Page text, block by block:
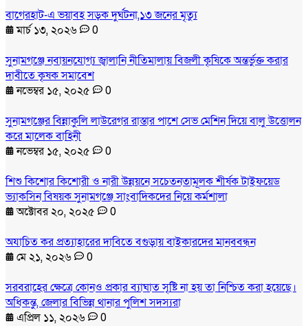
বাগেরহাট-এ ভয়াবহ সড়ক দুর্ঘটনা,১৩ জনের মৃত্যু
মার্চ ১৩, ২০২৬
0
সুনামগঞ্জে নবায়নযোগ্য জ্বালানি নীতিমালায় বিজলী কৃষিকে অন্তর্ভুক্ত করার
দাবীতে কৃষক সমাবেশ
নভেম্বর ১৫, ২০২৫
0
সুনামগঞ্জের বিন্নাকুলি লাউরেগর রাস্তার পাশে সেভ মেশিন দিয়ে বালু উত্তোলন
করে মালেক বাহিনী
নভেম্বর ১৫, ২০২৫
0
শিশু কিশোর কিশোরী ও নারী উন্নয়নে সচেতনতামূলক শীর্ষক টাইফয়েড
ভ্যাকসিন বিষয়ক সুনামগঞ্জে সাংবাদিকদের নিয়ে কর্মশালা
অক্টোবর ২০, ২০২৫
0
অযাচিত কর প্রত্যাহারের দাবিতে বগুড়ায় বাইকারদের মানববন্ধন
মে ২১, ২০২৬
0
সরবরাহের ক্ষেত্রে কোনও প্রকার ব্যাঘাত সৃষ্টি না হয় তা নিশ্চিত করা হয়েছে।
অধিকন্তু, জেলার বিভিন্ন থানার পুলিশ সদস্যরা
এপ্রিল ১১, ২০২৬
0